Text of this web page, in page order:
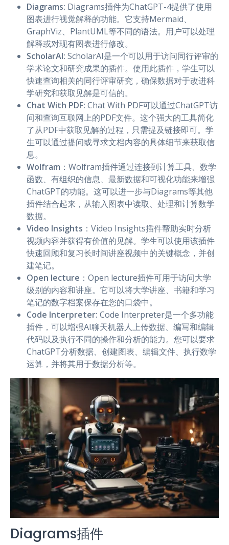
Diagrams: Diagrams插件为ChatGPT-4提供了使用
图表进行视觉解释的功能。它支持Mermaid、
GraphViz、PlantUML等不同的语法。用户可以处理
解释或对现有图表进行修改。
ScholarAI: ScholarAI是一个可以用于访问同行评审的
学术论文和研究成果的插件。使用此插件，学生可以
快速查询相关的同行评审研究，确保数据对于改进科
学研究和获取见解是可信的。
Chat With PDF: Chat With PDF可以通过ChatGPT访
问和查询互联网上的PDF文件。这个强大的工具简化
了从PDF中获取见解的过程，只需提及链接即可。学
生可以通过提问或寻求文档内容的具体细节来获取信
息。
Wolfram ：Wolfram插件通过连接到计算工具、数学
函数、有组织的信息、最新数据和可视化功能来增强
ChatGPT的功能。这可以进一步与Diagrams等其他
插件结合起来，从输入图表中读取、处理和计算数学
数据。
Video Insights ：Video Insights插件帮助实时分析
视频内容并获得有价值的见解。学生可以使用该插件
快速回顾和复习长时间讲座视频中的关键概念，并创
建笔记。
Open lecture ：Open lecture插件可用于访问大学
级别的内容和讲座。它可以将大学讲座、书籍和学习
笔记的数字档案保存在您的口袋中。
Code Interpreter: Code Interpreter是一个多功能
插件，可以增强AI聊天机器人上传数据、编写和编辑
代码以及执行不同的操作和分析的能力。您可以要求
ChatGPT分析数据、创建图表、编辑文件、执行数学
运算，并将其用于数据分析等。
Diagrams插件